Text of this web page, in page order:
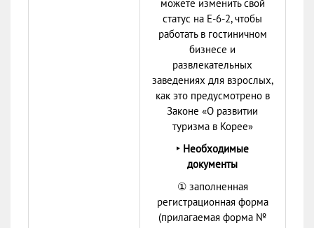
можете изменить свой
статус на Е-6-2, чтобы
работать в гостиничном
бизнесе и
развлекательных
заведениях для взрослых,
как это предусмотрено в
Законе «О развитии
туризма в Корее»
‣ Необходимые
документы
① заполненная
регистрационная форма
(прилагаемая форма №